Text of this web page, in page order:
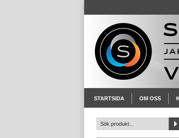
STARTSIDA OM OSS